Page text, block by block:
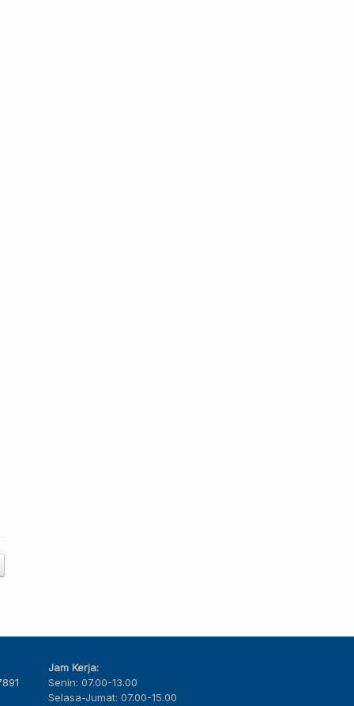
Jam Kerja:
Senin: 07.00-13.00
Selasa-Jumat: 07.00-15.00